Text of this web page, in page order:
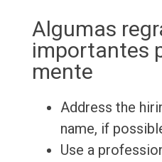
Algumas
importantes
mente
Address the
name, if
Use a